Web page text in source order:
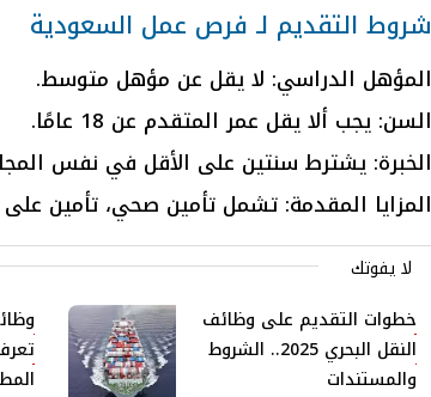
شروط التقديم لـ فرص عمل السعودية
المؤهل الدراسي: لا يقل عن مؤهل متوسط.
السن: يجب ألا يقل عمر المتقدم عن 18 عامًا.
الخبرة: يشترط سنتين على الأقل في نفس
المزايا المقدمة: تشمل تأمين صحي، تأمين
لا يفوتك
خطوات التقديم على وظائف
النقل البحري 2025.. الشروط
والمستندات